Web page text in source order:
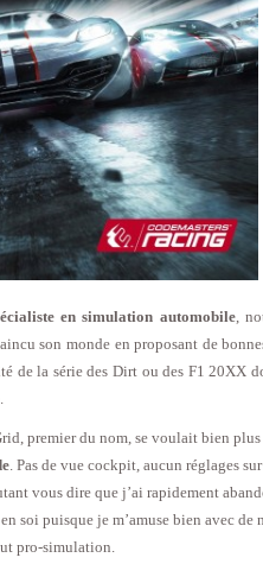
en simulation automobile,
son monde en proposant de
de la série des Dirt ou des F1 20XX
premier du nom, se voulait bien
. Pas de vue cockpit, aucun réglages
vous dire que j’ai rapidement
soi puisque je m’amuse bien avec de
pro-simulation.